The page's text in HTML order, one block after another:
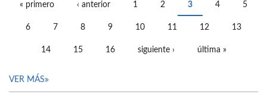
« primero ‹ anterior 1 2 3 4 5
6 7 8 9 10 11 12 13
14 15 16 siguiente › última »
VER MÁS